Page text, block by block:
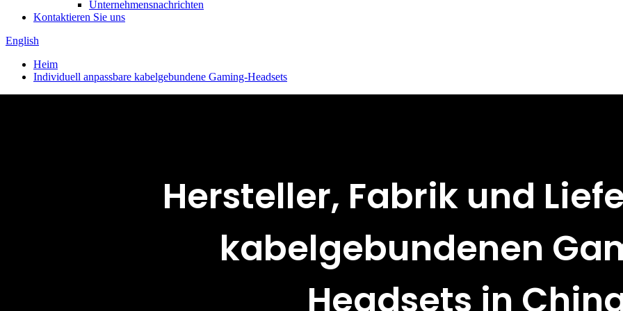
Unternehmensnachrichten
Kontaktieren Sie uns
English
Heim
Individuell anpassbare kabelgebundene Gaming-Headsets
Hersteller, Fabrik und
kabelgebundenen
Headsets in